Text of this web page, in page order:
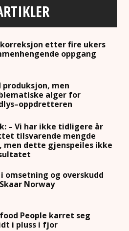
etter fire ukers
oppgang
produksjon, men
alger for
– Vi har ikke tidligere år
tilsvarende mengde
men dette gjenspeiles ikke
i omsetning og overskudd
Norway
People karret seg
i pluss i fjor